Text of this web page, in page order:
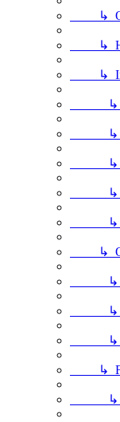
↳
↳
↳
↳
↳
↳
↳
↳
↳
↳
↳
↳
↳
↳